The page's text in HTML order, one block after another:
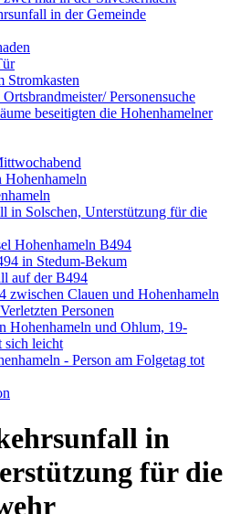
in der Gemeinde
Stromkasten
Personensuche
beseitigten die Hohenhamelner
Hohenhameln
in Solschen, Unterstützung für die
Hohenhameln B494
in Stedum-Bekum
auf der B494
zwischen Clauen und Hohenhameln
Personen
Hohenhameln und Ohlum, 19-
sich leicht
- Person am Folgetag tot
in
für die